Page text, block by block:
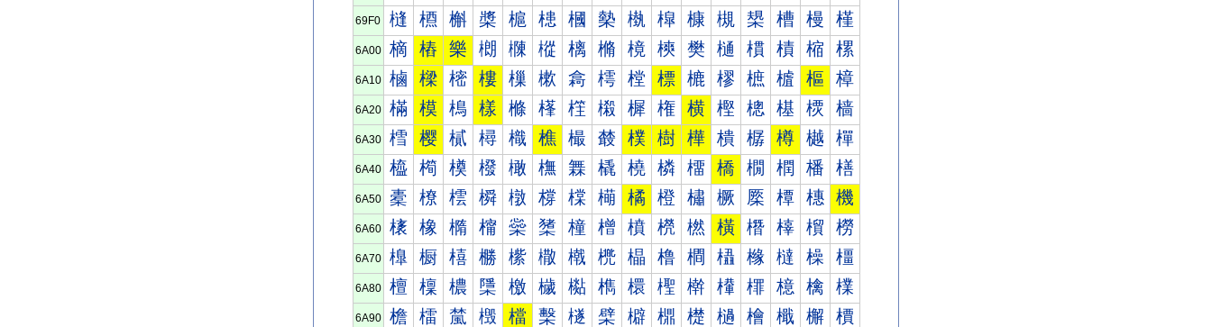
69F0 槰 槱 槲 槳 槴 槵 槶 槷 槸 槹 槺 槻 槼 槽 槾 槿
6A00 樀 樁 樂 樃 樄 樅 樆 樇 樈 樉 樊 樋 樌 樍 樎 樏
6A10 樐 樑 樒 樓 樔 樕 樖 樗 樘 標 樚 樛 樜 樝 樞 樟
6A20 樠 模 樢 樣 樤 樥 樦 樧 樨 権 横 樫 樬 樭 樮 樯
6A30 樰 樱 樲 樳 樴 樵 樶 樷 樸 樹 樺 樻 樼 樽 樾 樿
6A40 橀 橁 橂 橃 橄 橅 橆 橇 橈 橉 橊 橋 橌 橍 橎 橏
6A50 橐 橑 橒 橓 橔 橕 橖 橗 橘 橙 橚 橛 橜 橝 橞 機
6A60 橠 橡 橢 橣 橤 橥 橦 橧 橨 橩 橪 橫 橬 橭 橮 橯
6A70 橰 橱 橲 橳 橴 橵 橶 橷 橸 橹 橺 橻 橼 橽 橾 橿
6A80 檀 檁 檂 檃 檄 檅 檆 檇 檈 檉 檊 檋 檌 檍 檎 檏
6A90 檐 檑 檒 檓 檔 檕 檖 檗 檘 檙 檚 檛 檜 檝 檞 檟